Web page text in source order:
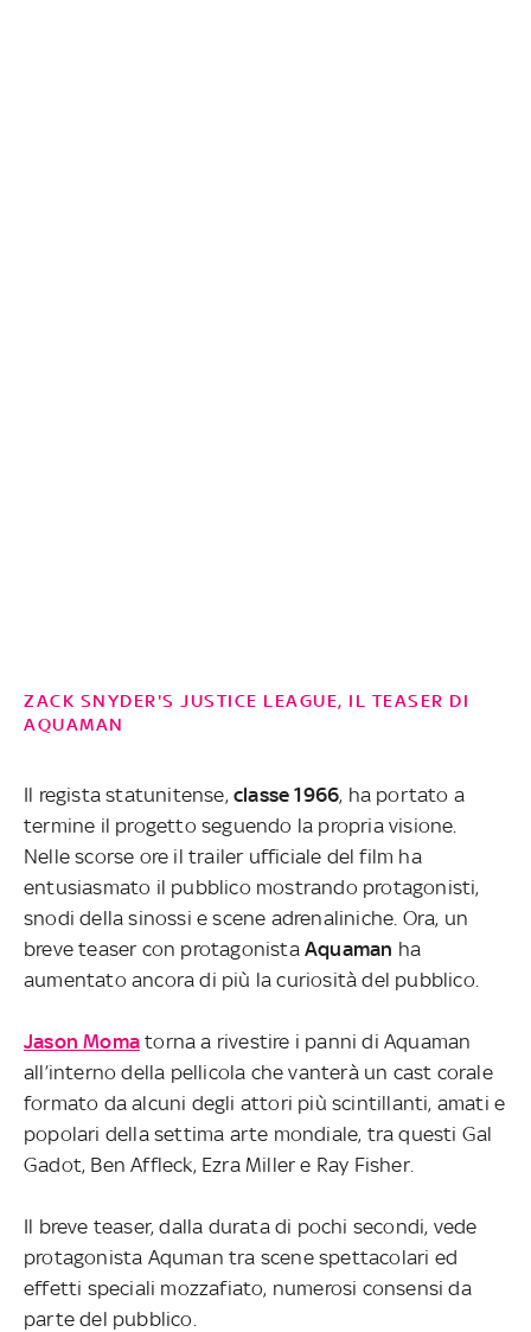
ZACK SNYDER'S JUSTICE LEAGUE, IL TEASER DI
AQUAMAN
Il regista statunitense, classe 1966, ha portato a
termine il progetto seguendo la propria visione.
Nelle scorse ore il trailer ufficiale del film ha
entusiasmato il pubblico mostrando protagonisti,
snodi della sinossi e scene adrenaliniche. Ora, un
breve teaser con protagonista Aquaman ha
aumentato ancora di più la curiosità del pubblico.
Jason Moma torna a rivestire i panni di Aquaman
all’interno della pellicola che vanterà un cast corale
formato da alcuni degli attori più scintillanti, amati e
popolari della settima arte mondiale, tra questi Gal
Gadot, Ben Affleck, Ezra Miller e Ray Fisher.
Il breve teaser, dalla durata di pochi secondi, vede
protagonista Aquman tra scene spettacolari ed
effetti speciali mozzafiato, numerosi consensi da
parte del pubblico.